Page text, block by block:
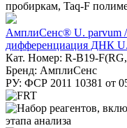
АмплиСенс® U. parvum
дифференциация ДНК
Кат. Номер: R-B19-
Бренд: АмплиСенс
РУ: ФСР 2011 10381 от